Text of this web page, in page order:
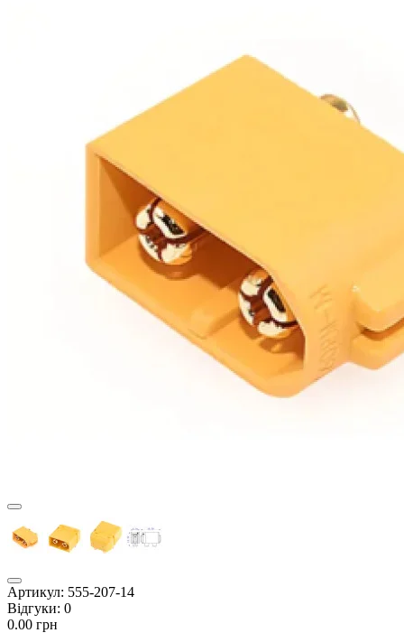
Артикул: 555-207-14
Відгуки: 0
0.00 грн